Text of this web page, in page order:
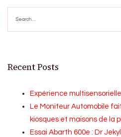
for:
Recent Posts
Expérience
Le Moniteur Automobile
kiosques et maisons de la
Essai Abarth 600e : Dr